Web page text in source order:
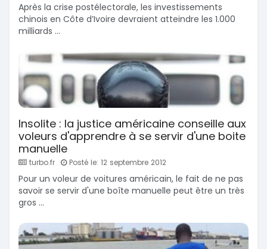
Après la crise postélectorale, les investissements
chinois en Côte d’Ivoire devraient atteindre les 1.000
milliards ...
Insolite : la justice américaine conseille aux
voleurs d'apprendre à se servir d'une boite
manuelle
turbo.fr Posté le: 12 septembre 2012
Pour un voleur de voitures américain, le fait de ne pas
savoir se servir d'une boîte manuelle peut être un très
gros ...